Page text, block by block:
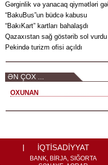
Gərginlik və yanacaq qiymətləri
“BakuBus”un büdcə kabusu
“BakıKart” kartları bahalaşdı
Qazaxıstan sağ göstərib sol vurdu
Pekində turizm ofisi açıldı
ƏN ÇOX ...
OXUNAN
İQTİSADİYYAT
BANK, BİRJA, SIĞORTA